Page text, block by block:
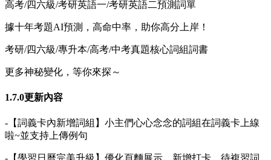
高考/四六級/考研英語一/考研英語二預測詞單
據十年考題AI預測，高命中率，助你高分上岸！
考研/四六級/專升本/高考/中考真題核心詞組詞書
更多神秘變化，等你來探～
1.7.0更新內容
-【詞義卡內新增詞組】小主們心心念念的詞組在詞義卡上線
啦~並支持上傳例句